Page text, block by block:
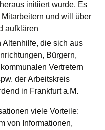
initiiert wurde. Es
und will über
aufklären
Altenhilfe, die sich aus
Bürgern,
Vertretern
der Arbeitskreis
in Frankfurt a.M.
viele Vorteile:
von Informationen,